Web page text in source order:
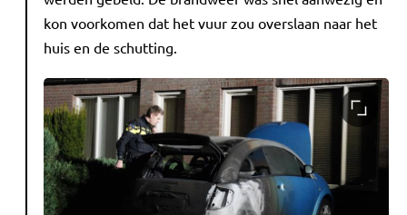
kon voorkomen dat het vuur zou overslaan naar het
huis en de schutting.